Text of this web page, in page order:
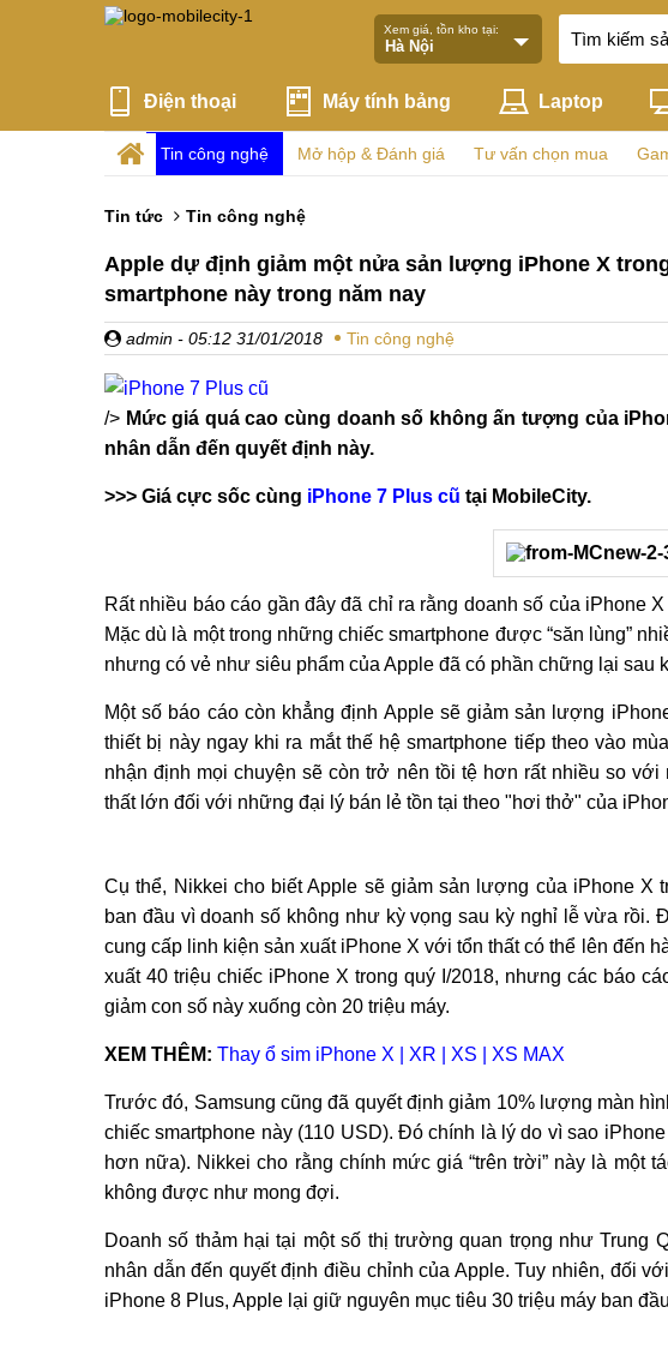
Xem giá, tồn kho tại:
Điện thoại Máy tính bảng Laptop
Tin công nghệ Mở hộp & Đánh giá Tư vấn chọn mua
Tin tức Tin công nghệ
Apple dự định giảm một nửa sản lượng iPhone X
smartphone này trong năm nay
admin - 05:12 31/01/2018 Tin công nghệ
/> Mức giá quá cao cùng doanh số không ấn tượng của
nhân dẫn đến quyết định này.
>>> Giá cực sốc cùng iPhone 7 Plus cũ tại MobileCity.
Rất nhiều báo cáo gần đây đã chỉ ra rằng doanh số của iPhone
Mặc dù là một trong những chiếc smartphone được “săn lùng”
nhưng có vẻ như siêu phẩm của Apple đã có phần chững lại sau
Một số báo cáo còn khẳng định Apple sẽ giảm sản lượng
thiết bị này ngay khi ra mắt thế hệ smartphone tiếp theo vào
nhận định mọi chuyện sẽ còn trở nên tồi tệ hơn rất nhiều so
thất lớn đối với những đại lý bán lẻ tồn tại theo "hơi thở" của
Cụ thể, Nikkei cho biết Apple sẽ giảm sản lượng của iPhone
ban đầu vì doanh số không như kỳ vọng sau kỳ nghỉ lễ vừa
cung cấp linh kiện sản xuất iPhone X với tổn thất có thể lên đến
xuất 40 triệu chiếc iPhone X trong quý I/2018, nhưng các báo
giảm con số này xuống còn 20 triệu máy.
XEM THÊM: Thay ổ sim iPhone X | XR | XS | XS MAX
Trước đó, Samsung cũng đã quyết định giảm 10% lượng màn
chiếc smartphone này (110 USD). Đó chính là lý do vì sao
hơn nữa). Nikkei cho rằng chính mức giá “trên trời” này là một
không được như mong đợi.
Doanh số thảm hại tại một số thị trường quan trọng như Trung
nhân dẫn đến quyết định điều chỉnh của Apple. Tuy nhiên, đối
iPhone 8 Plus, Apple lại giữ nguyên mục tiêu 30 triệu máy ban